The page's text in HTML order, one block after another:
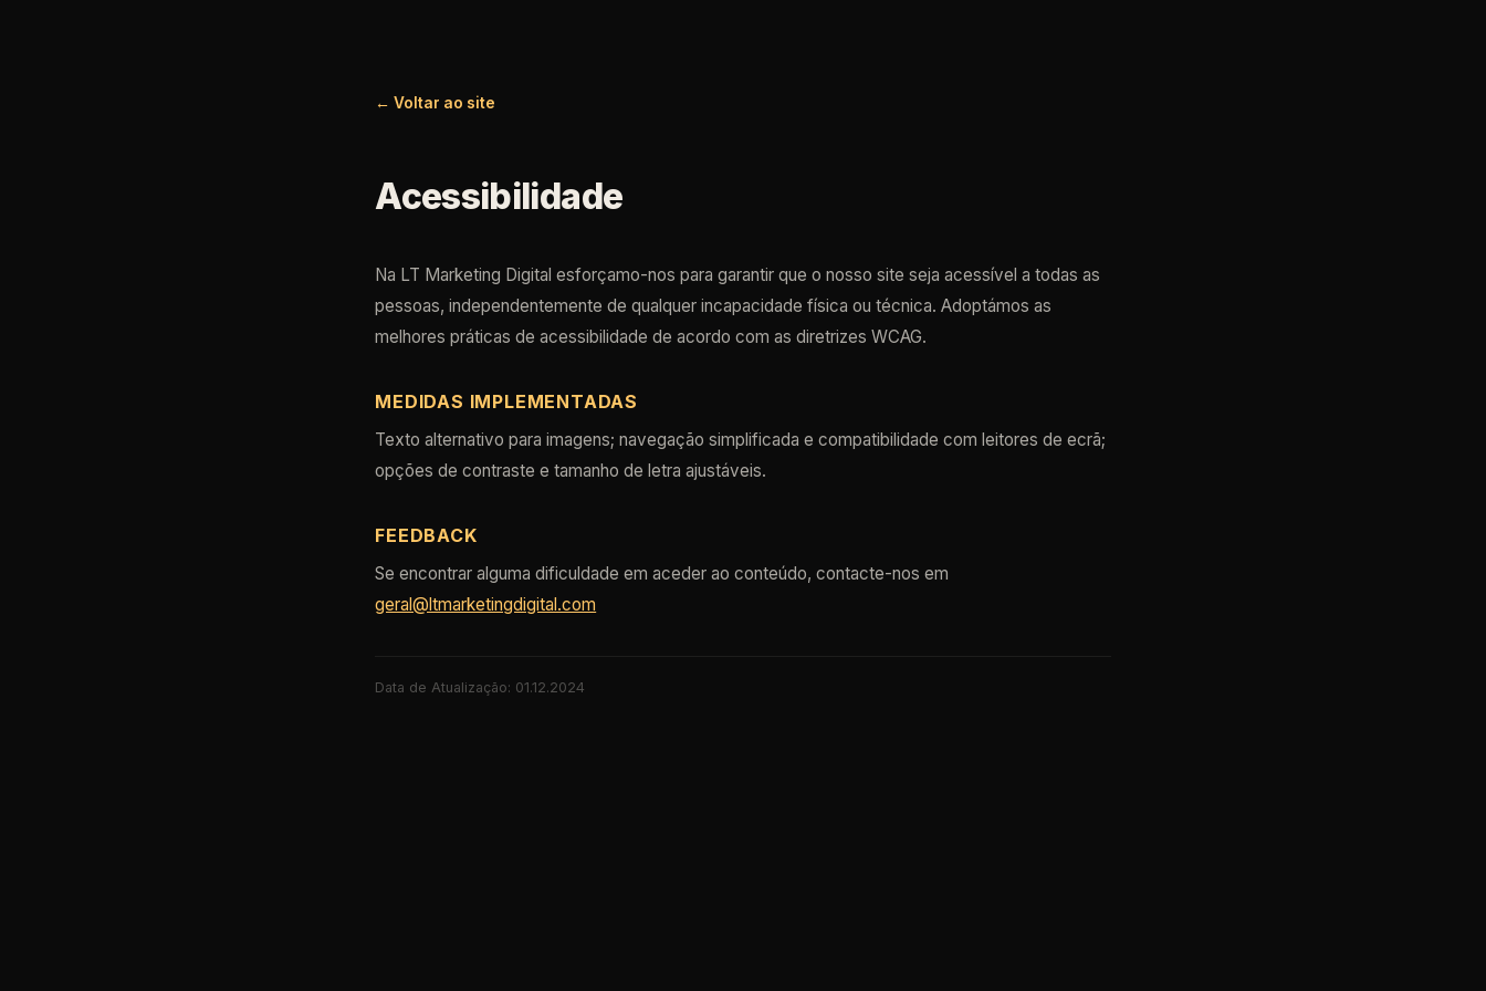
← Voltar ao site
Acessibilidade
Na LT Marketing Digital esforçamo-nos para garantir que o nosso site seja acessível a todas as
pessoas, independentemente de qualquer incapacidade física ou técnica. Adoptámos as
melhores práticas de acessibilidade de acordo com as diretrizes WCAG.
MEDIDAS IMPLEMENTADAS
Texto alternativo para imagens; navegação simplificada e compatibilidade com leitores de ecrã;
opções de contraste e tamanho de letra ajustáveis.
FEEDBACK
Se encontrar alguma dificuldade em aceder ao conteúdo, contacte-nos em
geral@ltmarketingdigital.com
Data de Atualização: 01.12.2024